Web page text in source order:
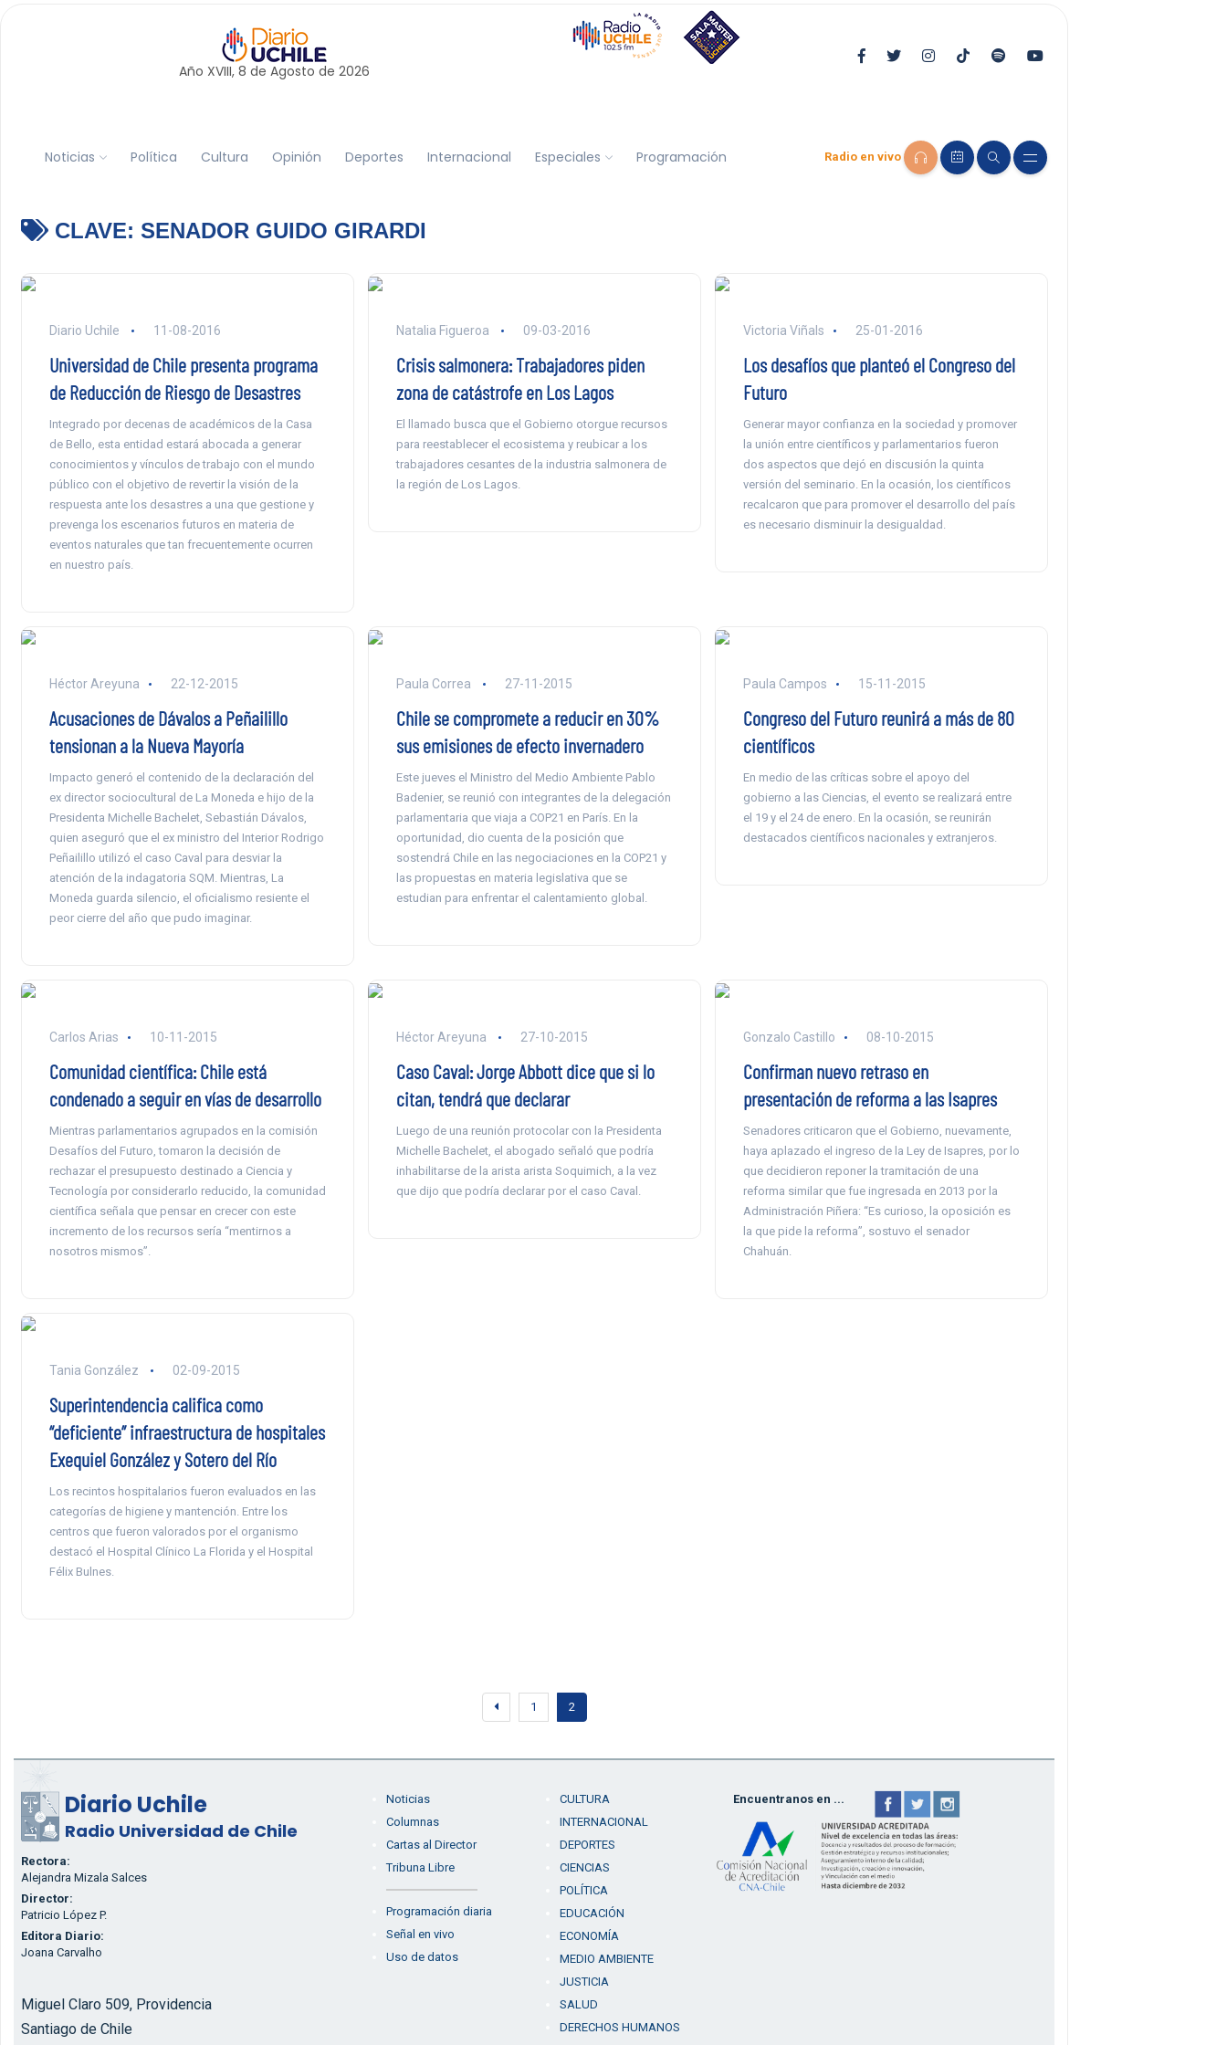
Año XVIII, 8 de Agosto de 2026
Noticias Política Cultura Opinión Deportes Internacional Especiales Programación Radio en vivo
CLAVE: SENADOR GUIDO GIRARDI
Diario Uchile 11-08-2016
Universidad de Chile presenta programa
de Reducción de Riesgo de Desastres
Integrado por decenas de académicos de la Casa
de Bello, esta entidad estará abocada a generar
conocimientos y vínculos de trabajo con el mundo
público con el objetivo de revertir la visión de la
respuesta ante los desastres a una que gestione y
prevenga los escenarios futuros en materia de
eventos naturales que tan frecuentemente ocurren
en nuestro país.
Natalia Figueroa 09-03-2016
Crisis salmonera: Trabajadores piden
zona de catástrofe en Los Lagos
El llamado busca que el Gobierno otorgue recursos
para reestablecer el ecosistema y reubicar a los
trabajadores cesantes de la industria salmonera de
la región de Los Lagos.
Victoria Viñals 25-01-2016
Los desafíos que planteó el Congreso del
Futuro
Generar mayor confianza en la sociedad y promover
la unión entre científicos y parlamentarios fueron
dos aspectos que dejó en discusión la quinta
versión del seminario. En la ocasión, los científicos
recalcaron que para promover el desarrollo del país
es necesario disminuir la desigualdad.
Héctor Areyuna 22-12-2015
Acusaciones de Dávalos a Peñailillo
tensionan a la Nueva Mayoría
Impacto generó el contenido de la declaración del
ex director sociocultural de La Moneda e hijo de la
Presidenta Michelle Bachelet, Sebastián Dávalos,
quien aseguró que el ex ministro del Interior Rodrigo
Peñailillo utilizó el caso Caval para desviar la
atención de la indagatoria SQM. Mientras, La
Moneda guarda silencio, el oficialismo resiente el
peor cierre del año que pudo imaginar.
Paula Correa 27-11-2015
Chile se compromete a reducir en 30%
sus emisiones de efecto invernadero
Este jueves el Ministro del Medio Ambiente Pablo
Badenier, se reunió con integrantes de la delegación
parlamentaria que viaja a COP21 en París. En la
oportunidad, dio cuenta de la posición que
sostendrá Chile en las negociaciones en la COP21 y
las propuestas en materia legislativa que se
estudian para enfrentar el calentamiento global.
Paula Campos 15-11-2015
Congreso del Futuro reunirá a más de 80
científicos
En medio de las críticas sobre el apoyo del
gobierno a las Ciencias, el evento se realizará entre
el 19 y el 24 de enero. En la ocasión, se reunirán
destacados científicos nacionales y extranjeros.
Carlos Arias 10-11-2015
Comunidad científica: Chile está
condenado a seguir en vías de desarrollo
Mientras parlamentarios agrupados en la comisión
Desafíos del Futuro, tomaron la decisión de
rechazar el presupuesto destinado a Ciencia y
Tecnología por considerarlo reducido, la comunidad
científica señala que pensar en crecer con este
incremento de los recursos sería “mentirnos a
nosotros mismos”.
Héctor Areyuna 27-10-2015
Caso Caval: Jorge Abbott dice que si lo
citan, tendrá que declarar
Luego de una reunión protocolar con la Presidenta
Michelle Bachelet, el abogado señaló que podría
inhabilitarse de la arista arista Soquimich, a la vez
que dijo que podría declarar por el caso Caval.
Gonzalo Castillo 08-10-2015
Confirman nuevo retraso en
presentación de reforma a las Isapres
Senadores criticaron que el Gobierno, nuevamente,
haya aplazado el ingreso de la Ley de Isapres, por lo
que decidieron reponer la tramitación de una
reforma similar que fue ingresada en 2013 por la
Administración Piñera: “Es curioso, la oposición es
la que pide la reforma”, sostuvo el senador
Chahuán.
Tania González 02-09-2015
Superintendencia califica como
“deficiente” infraestructura de hospitales
Exequiel González y Sotero del Río
Los recintos hospitalarios fueron evaluados en las
categorías de higiene y mantención. Entre los
centros que fueron valorados por el organismo
destacó el Hospital Clínico La Florida y el Hospital
Félix Bulnes.
1 2
Diario Uchile
Radio Universidad de Chile
Rectora:
Alejandra Mizala Salces
Director:
Patricio López P.
Editora Diario:
Joana Carvalho
Miguel Claro 509, Providencia
Santiago de Chile
Noticias
Columnas
Cartas al Director
Tribuna Libre
Programación diaria
Señal en vivo
Uso de datos
CULTURA
INTERNACIONAL
DEPORTES
CIENCIAS
POLÍTICA
EDUCACIÓN
ECONOMÍA
MEDIO AMBIENTE
JUSTICIA
SALUD
DERECHOS HUMANOS
Encuentranos en ...